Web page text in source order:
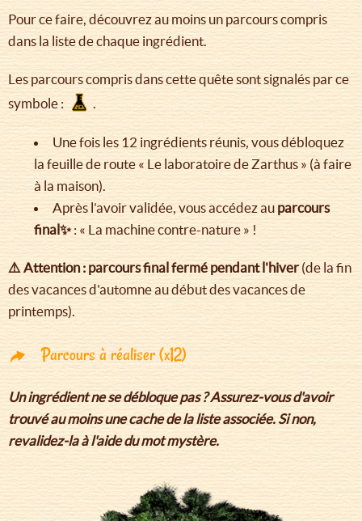
Pour ce faire, découvrez au moins un parcours compris
dans la liste de chaque ingrédient.
Les parcours compris dans cette quête sont signalés par ce
symbole :
.
Une fois les 12 ingrédients réunis, vous débloquez
la feuille de route « Le laboratoire de Zarthus » (à faire
à la maison).
Après l’avoir validée, vous accédez au parcours
final✨ : « La machine contre-nature » !
⚠️ Attention : parcours final fermé pendant l'hiver (de la fin
des vacances d'automne au début des vacances de
printemps).
Parcours à réaliser (x12)
Un ingrédient ne se débloque pas ? Assurez-vous d'avoir
trouvé au moins une cache de la liste associée. Si non,
revalidez-la à l'aide du mot mystère.